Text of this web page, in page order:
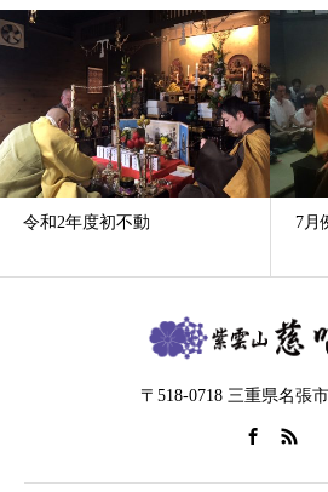
7月例祭
〒518-0718 三重県名張